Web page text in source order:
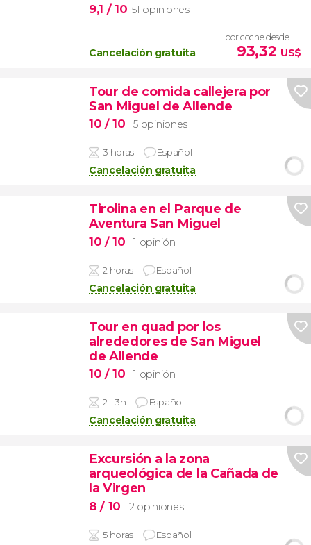
9,1 / 10 51 opiniones
Cancelación gratuita
por coche desde
93,32 US$
Tour de comida callejera por
San Miguel de Allende
10 / 10 5 opiniones
3 horas Español
Cancelación gratuita
Tirolina en el Parque de
Aventura San Miguel
10 / 10 1 opinión
2 horas Español
Cancelación gratuita
Tour en quad por los
alrededores de San Miguel
de Allende
10 / 10 1 opinión
2 - 3h Español
Cancelación gratuita
Excursión a la zona
arqueológica de la Cañada de
la Virgen
8/ 10 2 opiniones
5 horas Español